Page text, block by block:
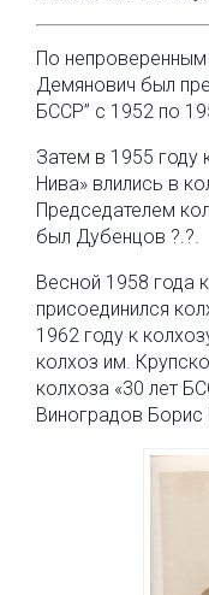
По
Демянович был
БССР” с 1952 по
Затем в 1955 году
Нива» влились в
Председателем
был Дубенцов ?.?.
Весной 1958 года
присоединился
1962 году к
колхоз им.
колхоза «30 лет
Виноградов Борис